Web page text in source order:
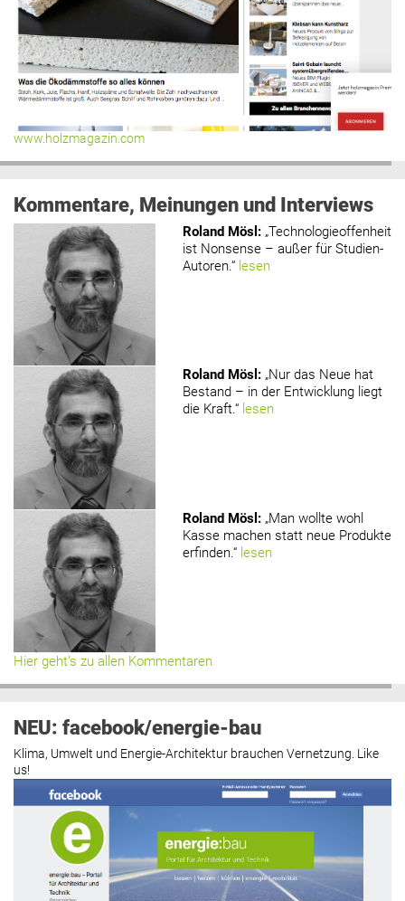
www.holzmagazin.com
Kommentare, Meinungen und Interviews
Roland Mösl : „Technologieoffenheit
ist Nonsense – außer für Studien-
Autoren.“ lesen
Roland Mösl : „Nur das Neue hat
Bestand – in der Entwicklung liegt
die Kraft.“ lesen
Roland Mösl : „Man wollte wohl
Kasse machen statt neue Produkte
erfinden.“ lesen
Hier geht’s zu allen Kommentaren
NEU: facebook/energie-bau
Klima, Umwelt und Energie-Architektur brauchen Vernetzung. Like
us!